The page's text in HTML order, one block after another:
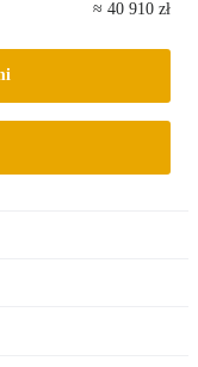
≈ 40 910 zł